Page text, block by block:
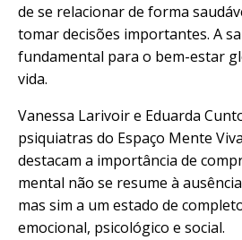
de se relacionar de forma
tomar decisões importantes. A
fundamental para o bem-estar
vida.
Vanessa Larivoir e Eduarda
psiquiatras do Espaço Mente
destacam a importância de
mental não se resume à
mas sim a um estado de
emocional, psicológico e social.